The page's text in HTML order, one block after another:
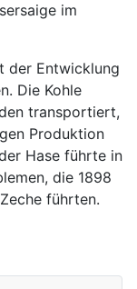
im
der Entwicklung
Die Kohle
transportiert,
Produktion
Hase führte in
die 1898
führten.